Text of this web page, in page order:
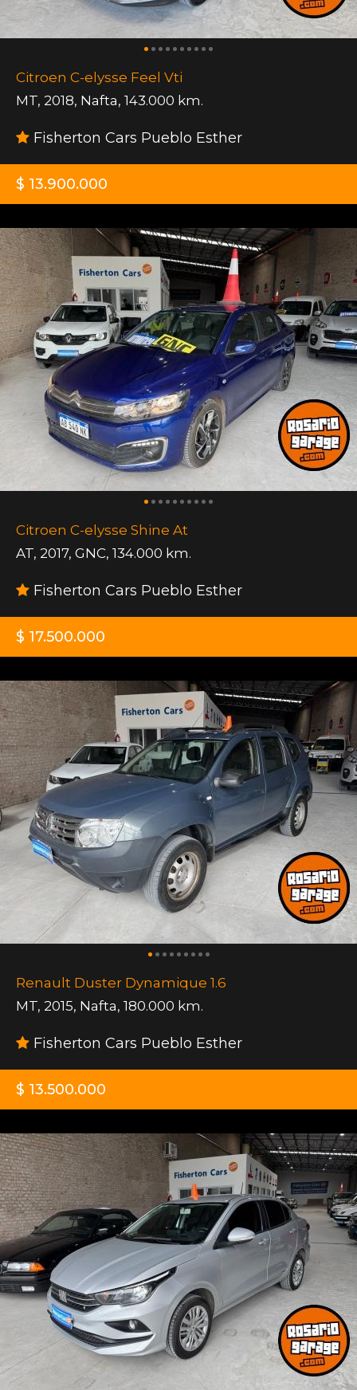
Citroen C-elysse Feel Vti
MT, 2018, Nafta, 143.000 km.
Fisherton Cars Pueblo Esther
$ 13.900.000
Citroen C-elysse Shine At
AT, 2017, GNC, 134.000 km.
Fisherton Cars Pueblo Esther
$ 17.500.000
Renault Duster Dynamique 1.6
MT, 2015, Nafta, 180.000 km.
Fisherton Cars Pueblo Esther
$ 13.500.000